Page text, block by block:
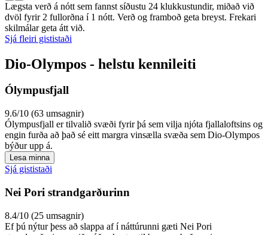
Lægsta verð á nótt sem fannst síðustu 24 klukkustundir, miðað við
dvöl fyrir 2 fullorðna í 1 nótt. Verð og framboð geta breyst. Frekari
skilmálar geta átt við.
Sjá fleiri gististaði
Dio-Olympos - helstu kennileiti
Ólympusfjall
9.6/10 (63 umsagnir)
Ólympusfjall er tilvalið svæði fyrir þá sem vilja njóta fjallaloftsins og
engin furða að það sé eitt margra vinsælla svæða sem Dio-Olympos
býður upp á.
Lesa minna
Sjá gististaði
Nei Pori strandgarðurinn
8.4/10 (25 umsagnir)
Ef þú nýtur þess að slappa af í náttúrunni gæti Nei Pori